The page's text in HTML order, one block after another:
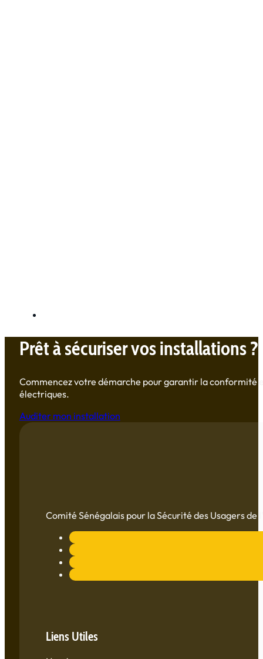
Prêt à sécuriser vos installations ?
Commencez votre démarche pour garantir la conformité
électriques.
Auditer mon installation
Comité Sénégalais pour la Sécurité des Usagers
Liens Utiles